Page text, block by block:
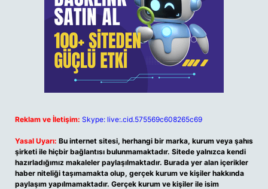
Reklam ve İletişim: Skype: live:.cid.575569c608265c69
Yasal Uyarı: Bu internet sitesi, herhangi bir marka, kurum veya şahıs
şirketi ile hiçbir bağlantısı bulunmamaktadır. Sitede yalnızca kendi
hazırladığımız makaleler paylaşılmaktadır. Burada yer alan içerikler
haber niteliği taşımamakta olup, gerçek kurum ve kişiler hakkında
paylaşım yapılmamaktadır. Gerçek kurum ve kişiler ile isim